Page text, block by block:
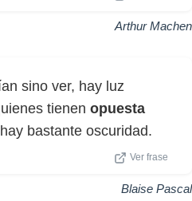
Arthur Machen
sino ver, hay luz
tienen opuesta
bastante oscuridad.
Ver frase
Blaise Pascal